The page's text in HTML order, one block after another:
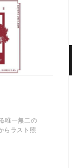
唯一無二の
らラスト照